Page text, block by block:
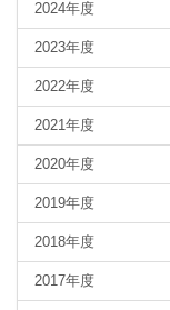
2024年度
2023年度
2022年度
2021年度
2020年度
2019年度
2018年度
2017年度